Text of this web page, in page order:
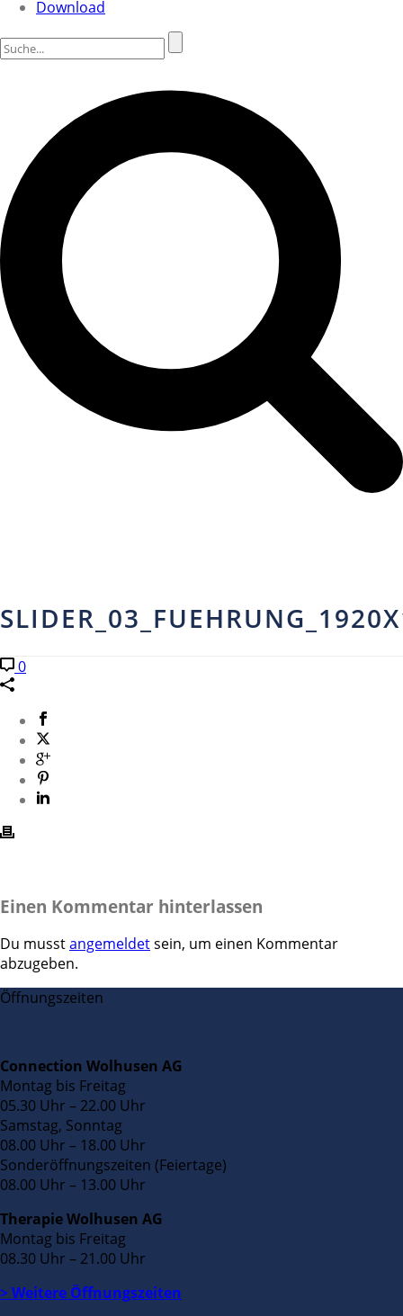
Download
0
Einen Kommentar hinterlassen
Du musstangemeldetsein, um einen Kommentar
abzugeben.
Öffnungszeiten
Connection Wolhusen AG
Montag bis Freitag
05.30 Uhr – 22.00 Uhr
Samstag, Sonntag
08.00 Uhr – 18.00 Uhr
Sonderöffnungszeiten (Feiertage)
08.00 Uhr – 13.00 Uhr
Therapie Wolhusen AG
Montag bis Freitag
08.30 Uhr – 21.00 Uhr
> Weitere Öffnungszeiten